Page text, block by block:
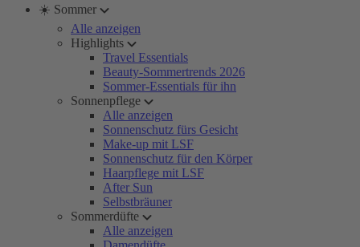
☀️ Sommer
Alle anzeigen
Highlights
Travel Essentials
Beauty-Sommertrends 2026
Sommer-Essentials für ihn
Sonnenpflege
Alle anzeigen
Sonnenschutz fürs Gesicht
Make-up mit LSF
Sonnenschutz für den Körper
Haarpflege mit LSF
After Sun
Selbstbräuner
Sommerdüfte
Alle anzeigen